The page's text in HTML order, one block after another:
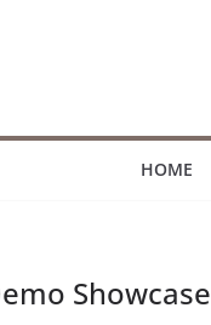
HOME
Showcase